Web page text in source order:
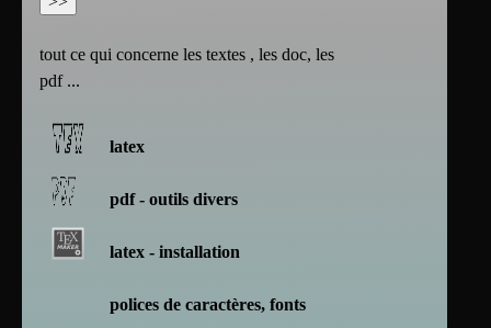
tout ce qui concerne les textes , les doc, les
pdf ...
latex
pdf - outils divers
latex - installation
polices de caractères, fonts